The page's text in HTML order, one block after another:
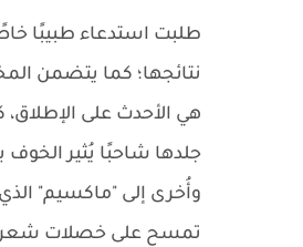
طلبت استدعاء طبيبًا
نتائجها؛ كما يتضمن
هي الأحدث على
جلدها شاحبًا يُثير الخوف
وأُخرى إلى "ماكسيم"
تمسح على خصلات شعرها